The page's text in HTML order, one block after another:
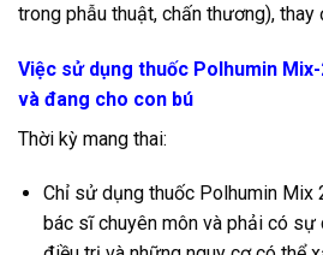
trong phẫu thuật, chấn thương),
Việc sử dụng thuốc Polhumin
và đang cho con bú
Thời kỳ mang thai:
Chỉ sử dụng thuốc Polhumin
bác sĩ chuyên môn và phải có